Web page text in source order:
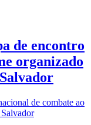
de encontro
organizado